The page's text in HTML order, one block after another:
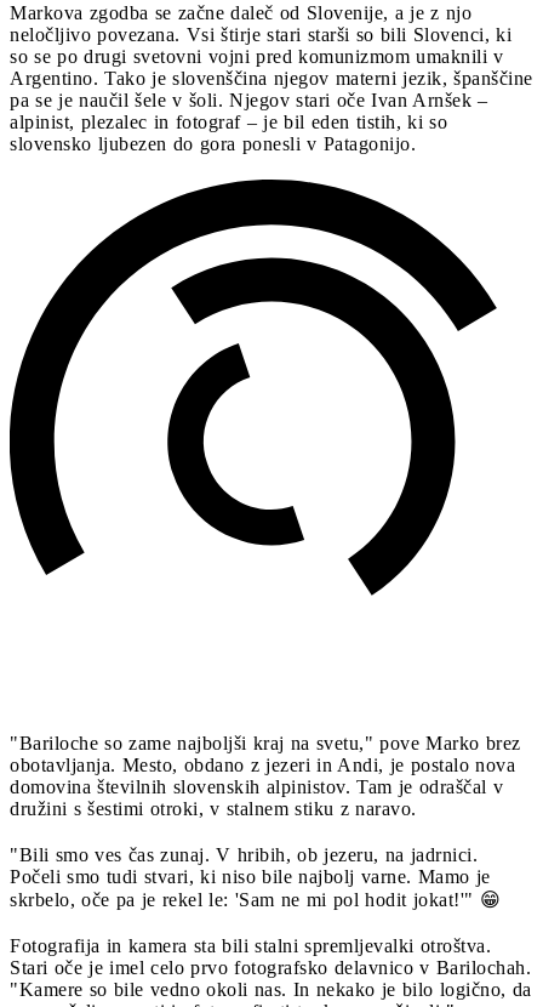
Markova zgodba se začne daleč od Slovenije, a je z njo
neločljivo povezana. Vsi štirje stari starši so bili Slovenci, ki
so se po drugi svetovni vojni pred komunizmom umaknili v
Argentino. Tako je slovenščina njegov materni jezik, španščine
pa se je naučil šele v šoli. Njegov stari oče Ivan Arnšek –
alpinist, plezalec in fotograf – je bil eden tistih, ki so
slovensko ljubezen do gora ponesli v Patagonijo.
"Bariloche so zame najboljši kraj na svetu," pove Marko brez
obotavljanja. Mesto, obdano z jezeri in Andi, je postalo nova
domovina številnih slovenskih alpinistov. Tam je odraščal v
družini s šestimi otroki, v stalnem stiku z naravo.
"Bili smo ves čas zunaj. V hribih, ob jezeru, na jadrnici.
Počeli smo tudi stvari, ki niso bile najbolj varne. Mamo je
skrbelo, oče pa je rekel le: 'Sam ne mi pol hodit jokat!'" 😁
Fotografija in kamera sta bili stalni spremljevalki otroštva.
Stari oče je imel celo prvo fotografsko delavnico v Barilochah.
"Kamere so bile vedno okoli nas. In nekako je bilo logično, da